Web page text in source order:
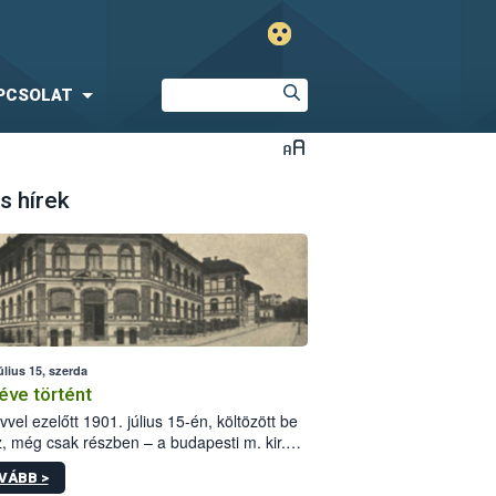
hírek
15, szerda
történt
ezelőtt 1901. július 15-én, költözött be
még csak részben – a budapesti m. kir.
állomás a Kis Rókus utca
alatti, Czigler Győző által tervezett új
>